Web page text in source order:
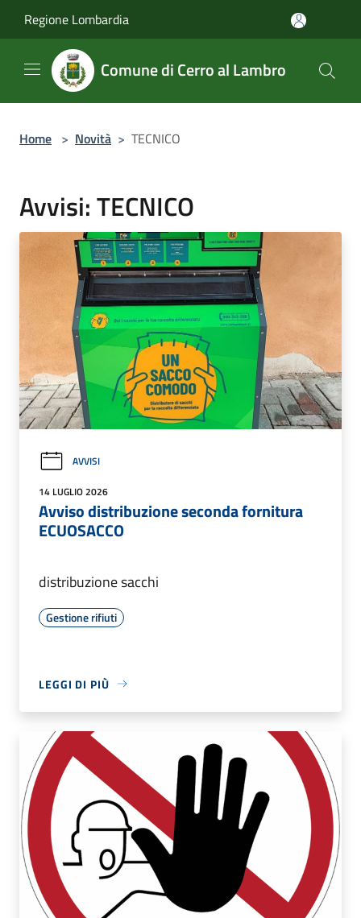
Regione Lombardia
Comune di Cerro al Lambro
Home > Novità > TECNICO
Avvisi: TECNICO
AVVISI
14 LUGLIO 2026
Avviso distribuzione seconda fornitura
ECUOSACCO
distribuzione sacchi
Gestione rifiuti
LEGGI DI PIÙ